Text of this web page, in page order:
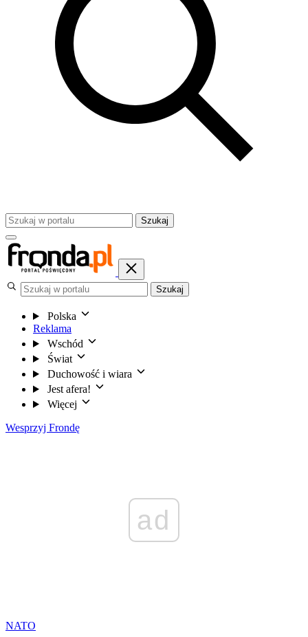
Szukaj
Szukaj
Polska
Reklama
Wschód
Świat
Duchowość i wiara
Jest afera!
Więcej
Wesprzyj Frondę
ad
NATO